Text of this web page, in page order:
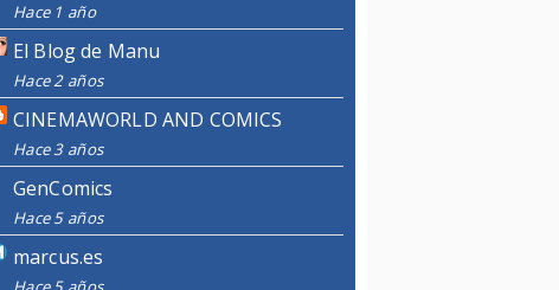
Hace 1 año
El Blog de Manu
Hace 2 años
CINEMAWORLD AND COMICS
Hace 3 años
GenComics
Hace 5 años
marcus.es